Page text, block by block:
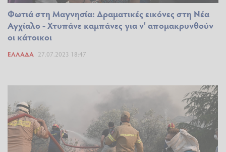
Φωτιά στη Μαγνησία: Δραματικές εικόνες στη Νέα
Αγχίαλο - Χτυπάνε καμπάνες για ν' απομακρυνθούν
οι κάτοικοι
ΕΛΛΆΔΑ 27.07.2023 18:47